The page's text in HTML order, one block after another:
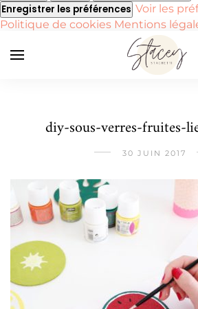
Enregistrer les préférences Voir les
Politique de cookies Mentions
diy-sous-verres-fruites-
30 JUIN 2017